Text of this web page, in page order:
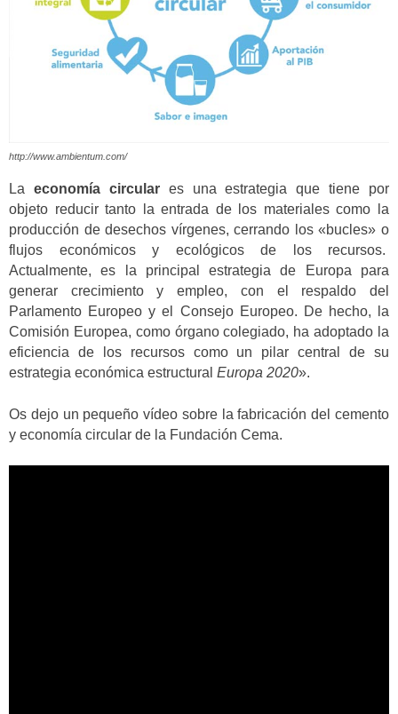
http://www.ambientum.com/
La economía circulares una estrategia que tiene por
objeto reducir tanto la entrada de los materiales como la
producción de desechos vírgenes, cerrando los «bucles» o
flujos económicos y ecológicos de los recursos.
Actualmente, es la principal estrategia de Europa para
generar crecimiento y empleo, con el respaldo del
Parlamento Europeo y el Consejo Europeo. De hecho, la
Comisión Europea, como órgano colegiado, ha adoptado la
eficiencia de los recursos como un pilar central de su
estrategia económica estructural Europa 2020».
Os dejo un pequeño vídeo sobre la fabricación del cemento
y economía circular de la Fundación Cema.